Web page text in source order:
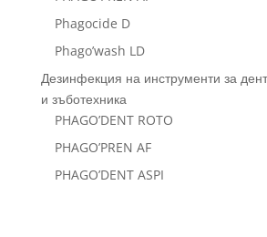
Phagocide D
Phago’wash LD
Дезинфекция на инструменти за
и зъботехника
PHAGO’DENT ROTO
PHAGO’PREN AF
PHAGO’DENT ASPI